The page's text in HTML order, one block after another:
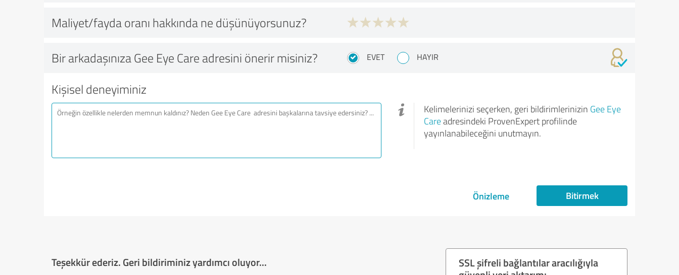
Maliyet/fayda oranı hakkında ne düşünüyorsunuz?
Bir arkadaşınıza Gee Eye Care adresini önerir misiniz? EVET HAYIR
Kişisel deneyiminiz
Kelimelerinizi seçerken, geri bildirimlerinizin Gee Eye
Careadresindeki ProvenExpert profilinde
yayınlanabileceğini unutmayın.
Önizleme Bitirmek
Teşekkür ederiz. Geri bildiriminiz yardımcı oluyor...
SSL şifreli bağlantılar aracılığıyla